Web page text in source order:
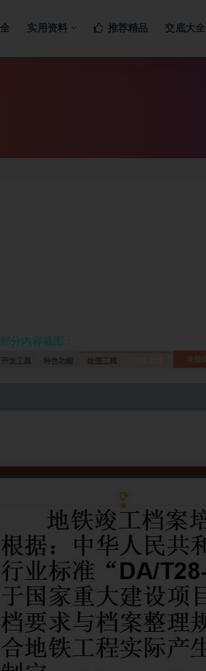
实用资料 推荐精品 交底大全
分内容截图：